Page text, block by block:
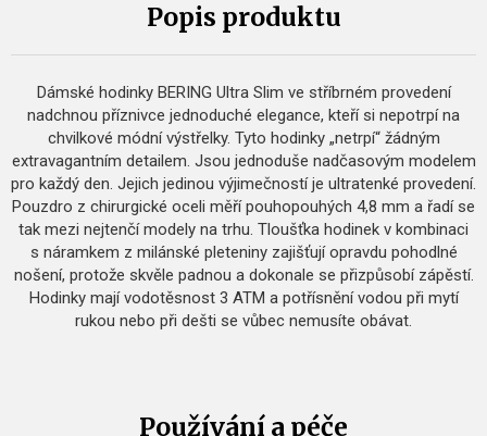
Popis produktu
Dámské hodinky BERING Ultra Slim ve stříbrném provedení
nadchnou příznivce jednoduché elegance, kteří si nepotrpí na
chvilkové módní výstřelky. Tyto hodinky „netrpí“ žádným
extravagantním detailem. Jsou jednoduše nadčasovým modelem
pro každý den. Jejich jedinou výjimečností je ultratenké provedení.
Pouzdro z chirurgické oceli měří pouhopouhých 4,8 mm a řadí se
tak mezi nejtenčí modely na trhu. Tloušťka hodinek v kombinaci
s náramkem z milánské pleteniny zajišťují opravdu pohodlné
nošení, protože skvěle padnou a dokonale se přizpůsobí zápěstí.
Hodinky mají vodotěsnost 3 ATM a potřísnění vodou při mytí
rukou nebo při dešti se vůbec nemusíte obávat.
Používání a péče